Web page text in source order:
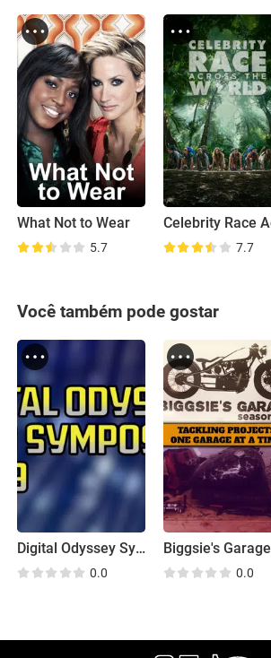
What Not to Wear
5.7 7.7
Você também pode gostar
Digital Odyssey Symposium
0.0
Biggsie's Garage
0.0